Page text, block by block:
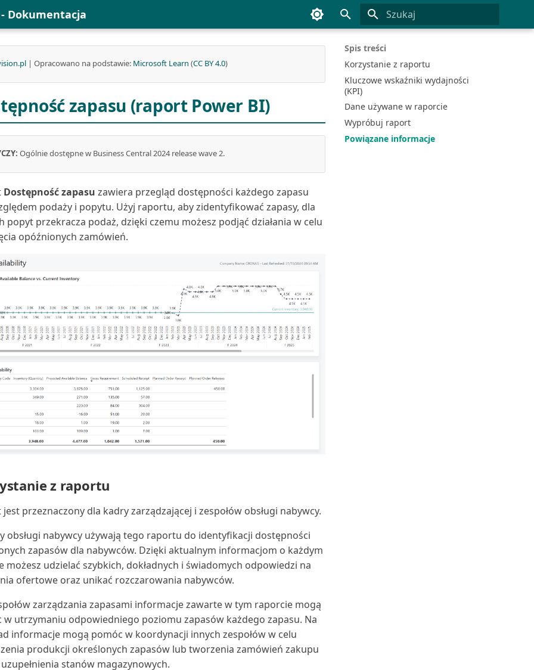
Dokumentacja
Spis treści
Korzystanie z raportu
Kluczowe wskaźniki wydajności
(KPI)
Dane używane w raporcie
Wypróbuj raport
Powiązane informacje
| Opracowano na podstawie: Microsoft Learn (CC BY 4.0)
zapasu (raport Power BI)
Ogólnie dostępne w Business Central 2024 release wave 2.
Dostępność zapasu zawiera przegląd dostępności każdego zapasu
podaży i popytu. Użyj raportu, aby zidentyfikować zapasy, dla
popyt przekracza podaż, dzięki czemu możesz podjąć działania w celu
opóźnionych zamówień.
z raportu
jest przeznaczony dla kadry zarządzającej i zespołów obsługi nabywcy.
obsługi nabywcy używają tego raportu do identyfikacji dostępności
zapasów dla nabywców. Dzięki aktualnym informacjom o każdym
możesz udzielać szybkich, dokładnych i świadomych odpowiedzi na
ofertowe oraz unikać rozczarowania nabywców.
zarządzania zapasami informacje zawarte w tym raporcie mogą
w utrzymaniu odpowiedniego poziomu zapasów każdego zapasu. Na
informacje mogą pomóc w koordynacji innych zespołów w celu
produkcji określonych zapasów lub tworzenia zamówień zakupu
stanów magazynowych.